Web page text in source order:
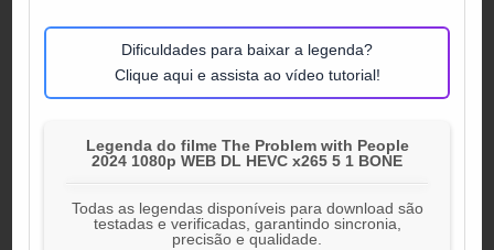
Dificuldades para baixar a legenda?
Clique aqui e assista ao vídeo tutorial!
Legenda do filme The Problem with People
2024 1080p WEB DL HEVC x265 5 1 BONE
Todas as legendas disponíveis para download são
testadas e verificadas, garantindo sincronia,
precisão e qualidade.